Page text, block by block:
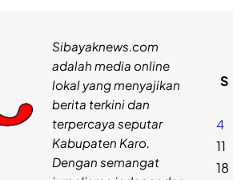
Sibayaknews.com
adalah media online
lokal yang menyajikan
berita terkini dan
terpercaya seputar
Kabupaten Karo.
Dengan semangat
S
4
11
18